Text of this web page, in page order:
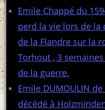
Emile Chappé du
perd la vie lors de la
de la Flandre sur la
Torhout , 3
de la guerre.
Emile DUMOULIN
décédé à